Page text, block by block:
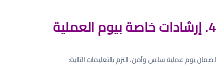
4. إرشادات خاصة بيوم العملية
لضمان يوم عملية سلس وآمن، التزم بالتعليمات التالية: